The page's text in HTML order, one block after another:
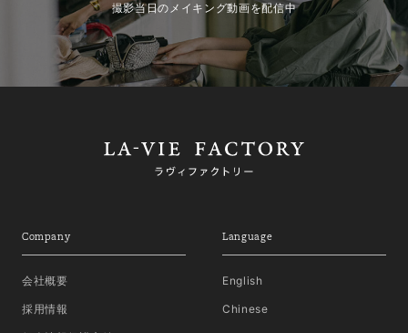
撮影当日のメイキング動画を配信中
Company
会社概要
採用情報
Language
English
Chinese